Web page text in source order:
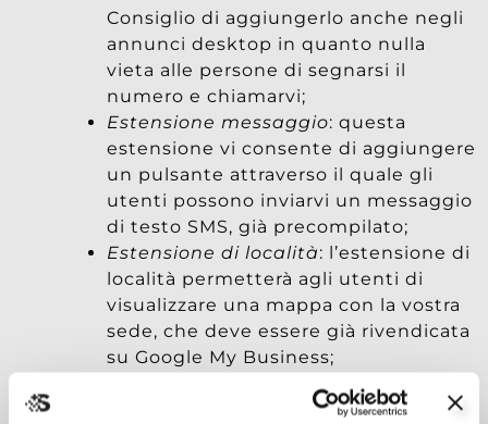
Consiglio di aggiungerlo anche negli
annunci desktop in quanto nulla
vieta alle persone di segnarsi il
numero e chiamarvi;
Estensione messaggio: questa
estensione vi consente di aggiungere
un pulsante attraverso il quale gli
utenti possono inviarvi un messaggio
di testo SMS, già precompilato;
Estensione di località: l’estensione di
località permetterà agli utenti di
visualizzare una mappa con la vostra
sede, che deve essere già rivendicata
su Google My Business;
prezzo vi consente di aggiungere